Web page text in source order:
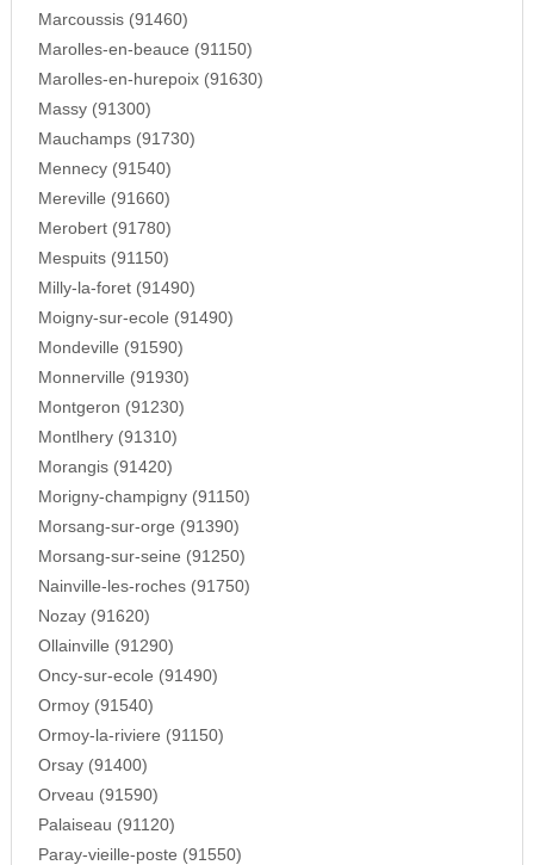
Marcoussis (91460)
Marolles-en-beauce (91150)
Marolles-en-hurepoix (91630)
Massy (91300)
Mauchamps (91730)
Mennecy (91540)
Mereville (91660)
Merobert (91780)
Mespuits (91150)
Milly-la-foret (91490)
Moigny-sur-ecole (91490)
Mondeville (91590)
Monnerville (91930)
Montgeron (91230)
Montlhery (91310)
Morangis (91420)
Morigny-champigny (91150)
Morsang-sur-orge (91390)
Morsang-sur-seine (91250)
Nainville-les-roches (91750)
Nozay (91620)
Ollainville (91290)
Oncy-sur-ecole (91490)
Ormoy (91540)
Ormoy-la-riviere (91150)
Orsay (91400)
Orveau (91590)
Palaiseau (91120)
Paray-vieille-poste (91550)